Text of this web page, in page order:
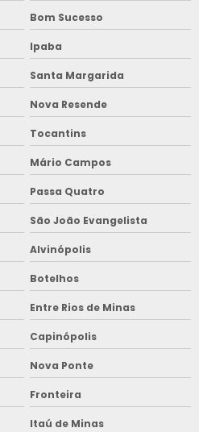
na bahia
bahia
móvel
móvel na bahia
preço
preço na bahia
na bahia
Bom Sucesso
Ipaba
Santa Margarida
Nova Resende
Tocantins
Mário Campos
Passa Quatro
São João Evangelista
Alvinópolis
Botelhos
Entre Rios de Minas
Capinópolis
Nova Ponte
Fronteira
Itaú de Minas